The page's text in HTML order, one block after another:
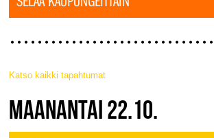
Katso kaikki tapahtumat
JAZZ FINLAND LIVE
MAANANTAI 22.10.